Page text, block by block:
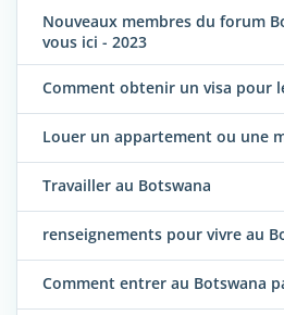
Nouveaux membres du forum
vous ici - 2023
Comment obtenir un visa pour
Louer un appartement ou une
Travailler au Botswana
renseignements pour vivre au
Comment entrer au Botswana